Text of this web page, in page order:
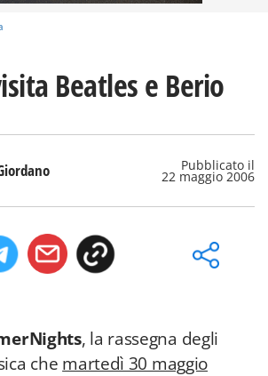
Beatles e Berio
Pubblicato il
22 maggio 2006
, la rassegna degli
che martedì 30 maggio